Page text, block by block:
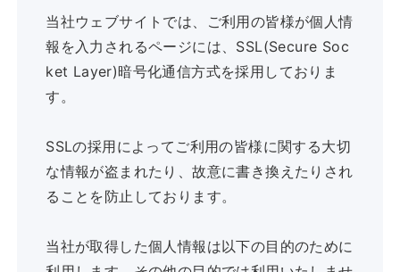
当社ウェブサイトでは、ご利用の皆様が個人情
報を入力されるページには、SSL(Secure Soc
ket Layer)暗号化通信方式を採用しておりま
す。
SSLの採用によってご利用の皆様に関する大切
な情報が盗まれたり、故意に書き換えたりされ
ることを防止しております。
当社が取得した個人情報は以下の目的のために